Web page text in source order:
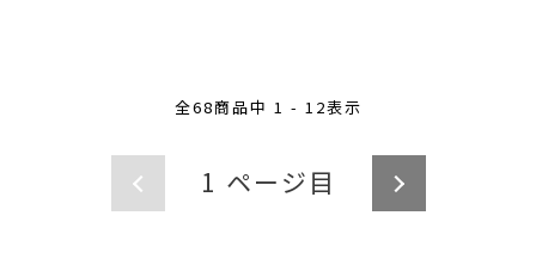
全68商品中 1 - 12表示
1 ページ目